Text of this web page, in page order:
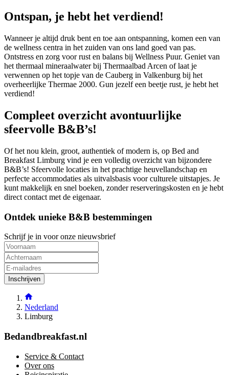
Ontspan, je hebt het verdiend!
Wanneer je altijd druk bent en toe aan ontspanning, komen een van
de wellness centra in het zuiden van ons land goed van pas.
Ontstress en zorg voor rust en balans bij Wellness Puur. Geniet van
het thermaal mineraalwater bij Thermaalbad Arcen of laat je
verwennen op het topje van de Cauberg in Valkenburg bij het
overheerlijke Thermae 2000. Gun jezelf een beetje rust, je hebt het
verdiend!
Compleet overzicht avontuurlijke
sfeervolle B&B’s!
Of het nou klein, groot, authentiek of modern is, op Bed and
Breakfast Limburg vind je een volledig overzicht van bijzondere
B&B’s! Sfeervolle locaties in het prachtige heuvellandschap en
perfecte accommodaties als uitvalsbasis voor culturele uitstapjes. Je
kunt makkelijk en snel boeken, zonder reserveringskosten en je hebt
direct contact met de eigenaar.
Ontdek unieke B&B bestemmingen
Schrijf je in voor onze nieuwsbrief
Inschrijven
Nederland
Limburg
Bedandbreakfast.nl
Service & Contact
Over ons